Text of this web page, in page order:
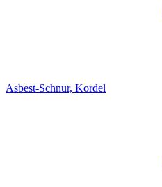
Asbest-Schnur, Kordel